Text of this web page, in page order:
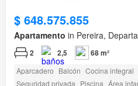
$ 648.575.855
Apartamento in Pereira,
2 2,5 68 m²
Aparcadero Balcón Cocina integral
Seguridad privada Piscina Área